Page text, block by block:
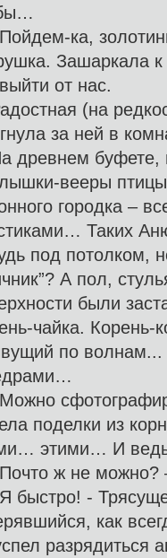
ка,
Зашаркала
выйти от нас.
(на
за ней в
буфете,
вееры
городка –
Таких
под потолком,
А пол,
были
чайка.
по
поделки из
этими… И ведь
ж не можно?
-
как
разрядиться